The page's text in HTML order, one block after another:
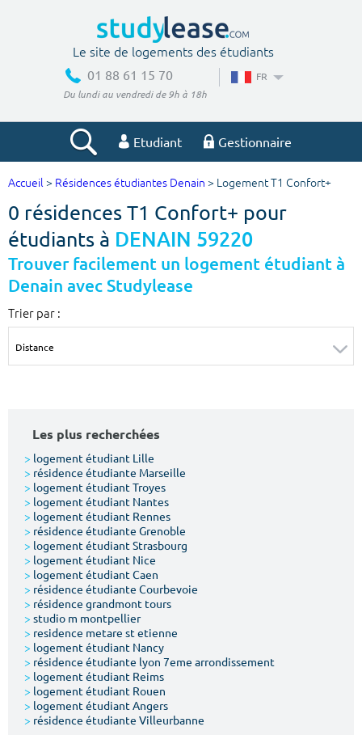
Le site de logements des étudiants
01 88 61 15 70
Du lundi au vendredi de 9h à 18h
FR
Etudiant Gestionnaire
Votre recherche
Ville, école
Type de location
Votre date d'entrée
Accueil > Résidences étudiantes Denain > Logement T1 Confort+
0 résidences T1 Confort+ pour
étudiants à DENAIN 59220
Trouver facilement un logement étudiant à
Denain avec Studylease
Trier par :
Les plus recherchées
> logement étudiant Lille
> résidence étudiante Marseille
> logement étudiant Troyes
> logement étudiant Nantes
> logement étudiant Rennes
> résidence étudiante Grenoble
> logement étudiant Strasbourg
> logement étudiant Nice
> logement étudiant Caen
> résidence étudiante Courbevoie
> résidence grandmont tours
> studio m montpellier
> residence metare st etienne
> logement étudiant Nancy
> résidence étudiante lyon 7eme arrondissement
> logement étudiant Reims
> logement étudiant Rouen
> logement étudiant Angers
> résidence étudiante Villeurbanne